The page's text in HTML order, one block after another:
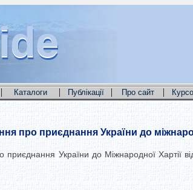
| Каталоги | Публікації | Про сайт |
про приєднання України до
України до Міжнародної Хартії